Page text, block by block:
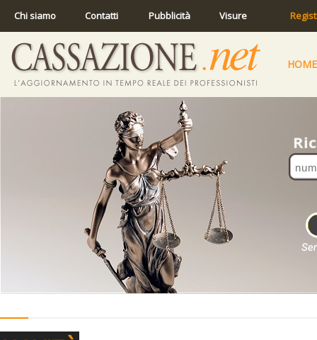
Chi siamo Contatti Pubblicità Visure
HOME